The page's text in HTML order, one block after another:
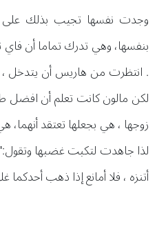
وجدت نفسها تجيب بذلك على
بنفسها، وهي تدرك تماما أن
. انتظرت من هاريس أن يتدخل
لكن مالون كانت تعلم أن افضل
زوجها ، هي بجعلها تعتقد
لذا جاهدت لتكبت غضبها
أتنزه ، فلا أمانع إذا ذهب